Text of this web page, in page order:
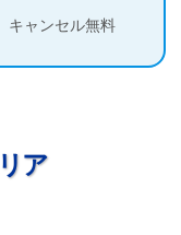
キャンセル無料
ア